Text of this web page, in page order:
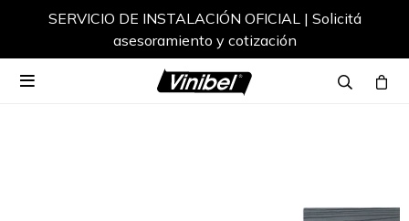
SERVICIO DE INSTALACIÓN OFICIAL | Solicitá
asesoramiento y cotización
